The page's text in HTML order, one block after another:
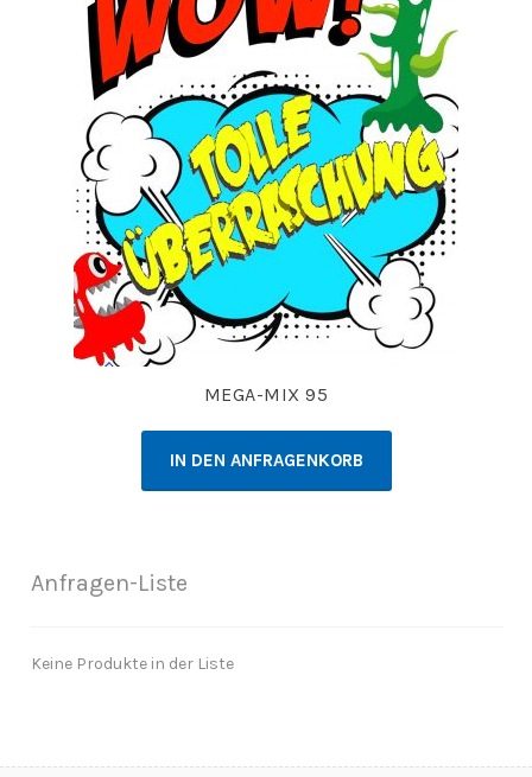
MEGA-MIX 95
IN DEN ANFRAGENKORB
Anfragen-Liste
Keine Produkte in der Liste